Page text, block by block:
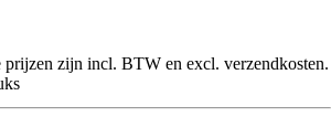
zijn incl. BTW en excl. verzendkosten.